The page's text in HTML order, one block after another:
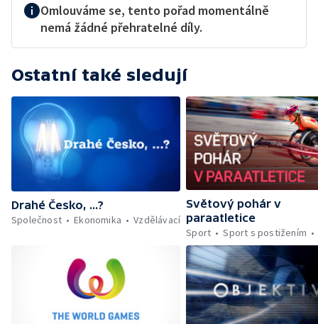
Omlouváme se, tento pořad momentálně
nemá žádné přehratelné díly.
Ostatní také sledují
Drahé Česko, ...?
Společnost
Ekonomika Vzdělávací
Světový pohár v
paraatletice
Sport
Sport s postižením